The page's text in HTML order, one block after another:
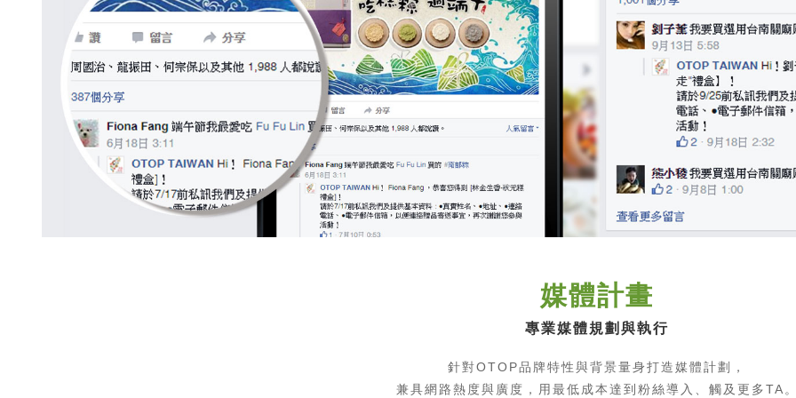
媒體計畫
專業媒體規劃與執行
針對OTOP品牌特性與背景量身打造媒體計劃，
兼具網路熱度與廣度，用最低成本達到粉絲導入、觸及更多TA